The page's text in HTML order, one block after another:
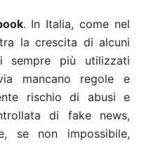
. In Italia, come nel
la crescita di alcuni
sempre più utilizzati
mancano regole e
rischio di abusi e
di fake news,
se non impossibile,